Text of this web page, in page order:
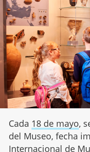
Cada 18 de mayo,
del Museo, fecha
Internacional de